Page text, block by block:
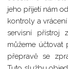
jeho přijetí nám
kontroly a
servisní přístroj
můžeme účtovat
přepravě se